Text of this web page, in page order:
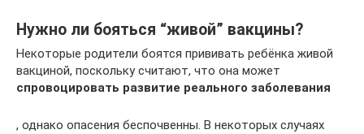
Нужно ли бояться “живой” вакцины?
Некоторые родители боятся прививать ребёнка живой
вакциной, поскольку считают, что она может
спровоцировать развитие реального заболевания
, однако опасения беспочвенны. В некоторых случаях